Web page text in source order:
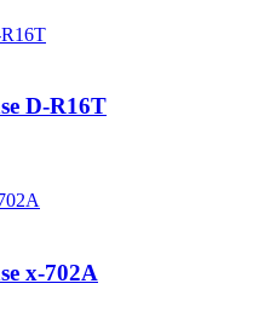
D-R16T
x-702A